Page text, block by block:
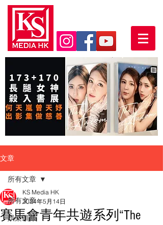
文章
所有文章
娛樂頭條
所有文章
賽馬會青年共遊系列“The
KS Media HK
2024年5月14日